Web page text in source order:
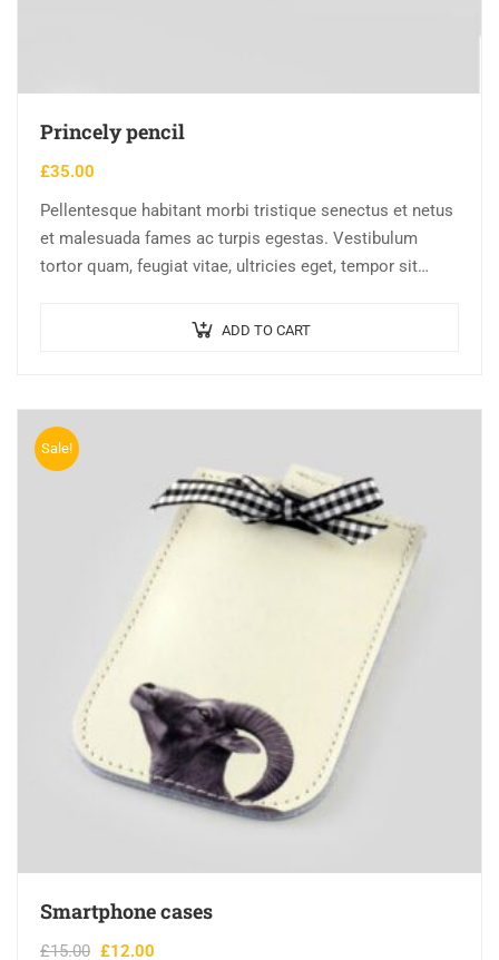
Princely pencil
£35.00
Pellentesque habitant morbi tristique senectus et netus
et malesuada fames ac turpis egestas. Vestibulum
tortor quam, feugiat vitae, ultricies eget, tempor sit
ADD TO CART
Sale!
Smartphone cases
£15.00 £12.00